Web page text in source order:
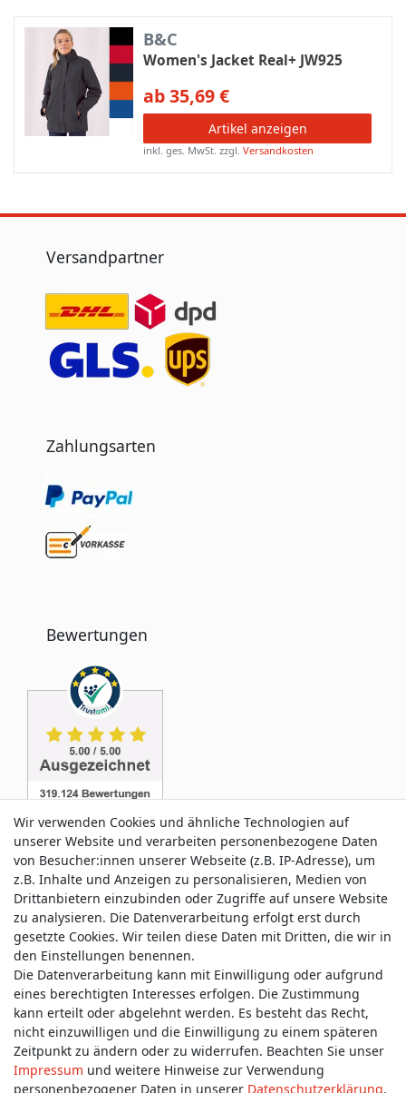
B&C
Women's Jacket Real+ JW925
ab 35,69 €
Artikel anzeigen
inkl. ges. MwSt. zzgl.Versandkosten
Versandpartner
Zahlungsarten
Bewertungen
Service & Kontakt
Wünschen Sie einen Rückruf?
service@allmyclothes.de
Schreiben Sie uns:
service@allmyclothes.de
Wir verwenden Cookies und ähnliche Technologien auf
unserer Website und verarbeiten personenbezogene Daten
von Besucher:innen unserer Webseite (z.B. IP-Adresse), um
z.B. Inhalte und Anzeigen zu personalisieren, Medien von
Drittanbietern einzubinden oder Zugriffe auf unsere Website
zu analysieren. Die Datenverarbeitung erfolgt erst durch
gesetzte Cookies. Wir teilen diese Daten mit Dritten, die wir in
den Einstellungen benennen.
Die Datenverarbeitung kann mit Einwilligung oder aufgrund
eines berechtigten Interesses erfolgen. Die Zustimmung
kann erteilt oder abgelehnt werden. Es besteht das Recht,
nicht einzuwilligen und die Einwilligung zu einem späteren
Zeitpunkt zu ändern oder zu widerrufen. Beachten Sie unser
Impressum und weitere Hinweise zur Verwendung
personenbezogener Daten in unserer Daten­schutz­erklärung.